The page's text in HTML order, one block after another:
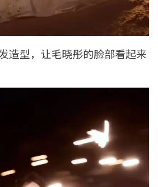
造型，让毛晓彤的脸部看起来